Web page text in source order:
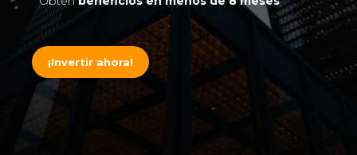
¡Invertir ahora!